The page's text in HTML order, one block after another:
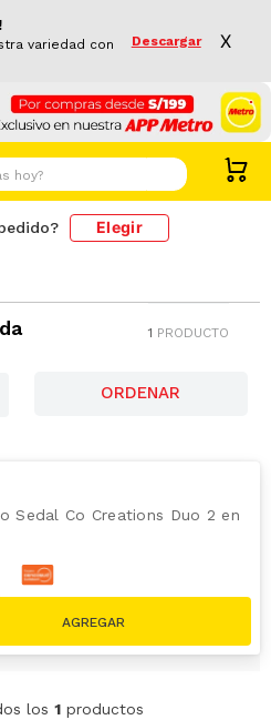
variedad con
Descargar X
Elegir
1 PRODUCTO
Sedal Co Creations Duo 2 en
los 1 productos